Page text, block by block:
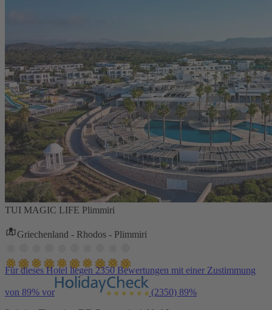
TUI MAGIC LIFE Plimmiri
Griechenland - Rhodos - Plimmiri
Für dieses Hotel liegen 2350 Bewertungen mit einer Zustimmung
von 89% vor (2350) 89%